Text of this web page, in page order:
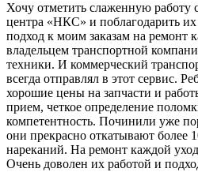
Хочу отметить слаженную работу
центра «НКС» и поблагодарить
подход к моим заказам на ремонт
владельцем транспортной
техники. И коммерческий
всегда отправлял в этот сервис.
хорошие цены на запчасти и
прием, четкое определение
компетентность. Починили уже
они прекрасно откатывают более
нареканий. На ремонт каждой
Очень доволен их работой и